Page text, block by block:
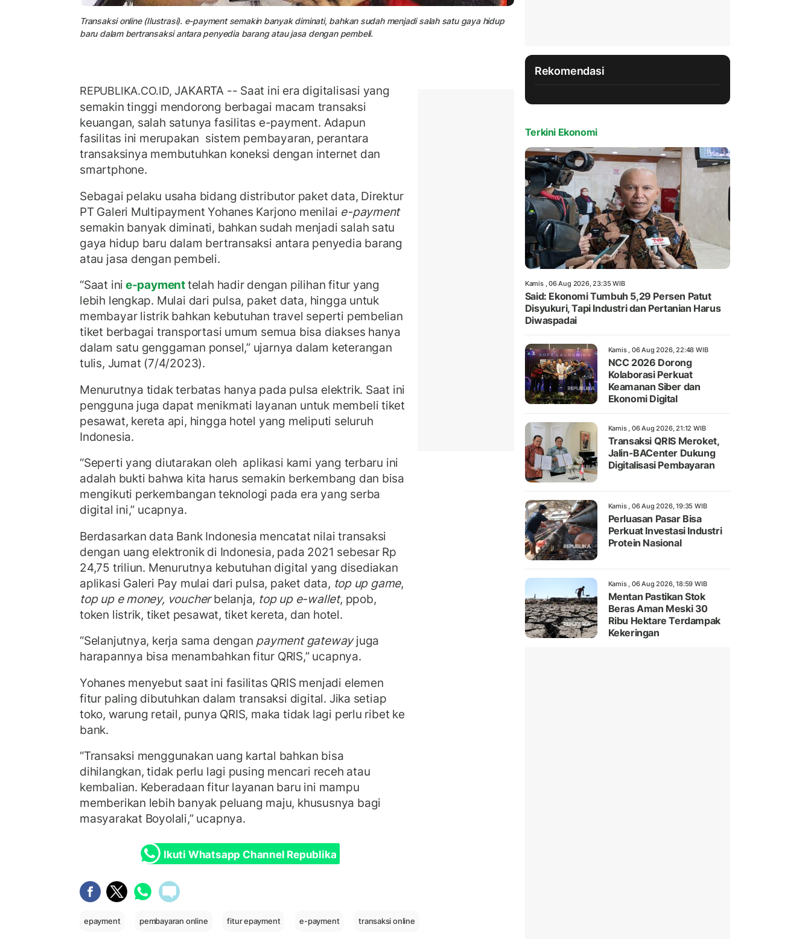
Transaksi online (Ilustrasi). e-payment semakin banyak diminati, bahkan sudah menjadi salah satu gaya hidup
baru dalam bertransaksi antara penyedia barang atau jasa dengan pembeli.
REPUBLIKA.CO.ID,JAKARTA -- Saat ini era digitalisasi yang
semakin tinggi mendorong berbagai macam transaksi
keuangan, salah satunya fasilitas e-payment. Adapun
fasilitas ini merupakan sistem pembayaran, perantara
transaksinya membutuhkan koneksi dengan internet dan
smartphone.
Sebagai pelaku usaha bidang distributor paket data, Direktur
PT Galeri Multipayment Yohanes Karjono menilai e-payment
semakin banyak diminati, bahkan sudah menjadi salah satu
gaya hidup baru dalam bertransaksi antara penyedia barang
atau jasa dengan pembeli.
“Saat ini e-paymenttelah hadir dengan pilihan fitur yang
lebih lengkap. Mulai dari pulsa, paket data, hingga untuk
membayar listrik bahkan kebutuhan travel seperti pembelian
tiket berbagai transportasi umum semua bisa diakses hanya
dalam satu genggaman ponsel,” ujarnya dalam keterangan
tulis, Jumat (7/4/2023).
Menurutnya tidak terbatas hanya pada pulsa elektrik. Saat ini
pengguna juga dapat menikmati layanan untuk membeli tiket
pesawat, kereta api, hingga hotel yang meliputi seluruh
Indonesia.
“Seperti yang diutarakan oleh aplikasi kami yang terbaru ini
adalah bukti bahwa kita harus semakin berkembang dan bisa
mengikuti perkembangan teknologi pada era yang serba
digital ini,” ucapnya.
Berdasarkan data Bank Indonesia mencatat nilai transaksi
dengan uang elektronik di Indonesia, pada 2021 sebesar Rp
24,75 triliun. Menurutnya kebutuhan digital yang disediakan
aplikasi Galeri Pay mulai dari pulsa, paket data, top up game,
top up e money, voucherbelanja, top up e-wallet, ppob,
token listrik, tiket pesawat, tiket kereta, dan hotel.
“Selanjutnya, kerja sama dengan payment gatewayjuga
harapannya bisa menambahkan fitur QRIS,” ucapnya.
Yohanes menyebut saat ini fasilitas QRIS menjadi elemen
fitur paling dibutuhkan dalam transaksi digital. Jika setiap
toko, warung retail, punya QRIS, maka tidak lagi perlu ribet ke
bank.
“Transaksi menggunakan uang kartal bahkan bisa
dihilangkan, tidak perlu lagi pusing mencari receh atau
kembalian. Keberadaan fitur layanan baru ini mampu
memberikan lebih banyak peluang maju, khususnya bagi
masyarakat Boyolali,” ucapnya.
Ikuti Whatsapp Channel Republika
epayment pembayaran online fitur epayment e-payment transaksi online
Rekomendasi
Terkini Ekonomi
Kamis , 06 Aug 2026, 23:35 WIB
Said: Ekonomi Tumbuh 5,29 Persen Patut
Disyukuri, Tapi Industri dan Pertanian Harus
Diwaspadai
Kamis , 06 Aug 2026, 22:48 WIB
NCC 2026 Dorong
Kolaborasi Perkuat
Keamanan Siber dan
Ekonomi Digital
Kamis , 06 Aug 2026, 21:12 WIB
Transaksi QRIS Meroket,
Jalin-BACenter Dukung
Digitalisasi Pembayaran
Kamis , 06 Aug 2026, 19:35 WIB
Perluasan Pasar Bisa
Perkuat Investasi Industri
Protein Nasional
Kamis , 06 Aug 2026, 18:59 WIB
Mentan Pastikan Stok
Beras Aman Meski 30
Ribu Hektare Terdampak
Kekeringan